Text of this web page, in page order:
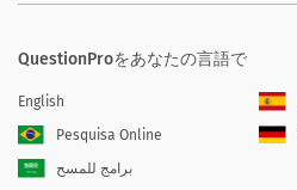
QuestionProをあなたの言語で
English
Pesquisa Online
برامج للمسح